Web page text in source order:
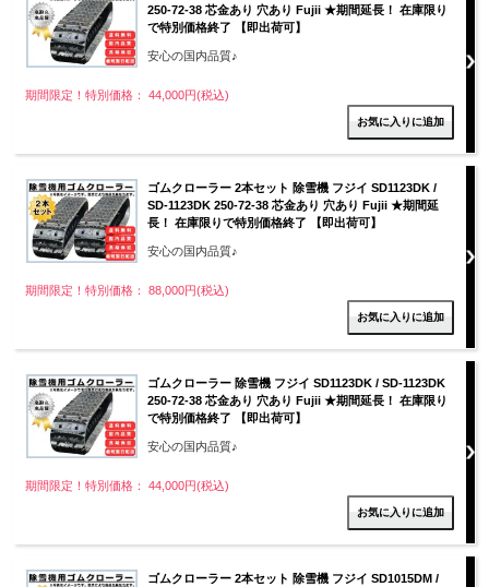
250-72-38 芯金あり 穴あり Fujii ★期間延長！ 在庫限り
で特別価格終了 【即出荷可】
安心の国内品質♪
期間限定！特別価格： 44,000円(税込)
ゴムクローラー 2本セット 除雪機 フジイ SD1123DK /
SD-1123DK 250-72-38 芯金あり 穴あり Fujii ★期間延
長！ 在庫限りで特別価格終了 【即出荷可】
安心の国内品質♪
期間限定！特別価格： 88,000円(税込)
ゴムクローラー 除雪機 フジイ SD1123DK / SD-1123DK
250-72-38 芯金あり 穴あり Fujii ★期間延長！ 在庫限り
で特別価格終了 【即出荷可】
安心の国内品質♪
期間限定！特別価格： 44,000円(税込)
ゴムクローラー 2本セット 除雪機 フジイ SD1015DM /